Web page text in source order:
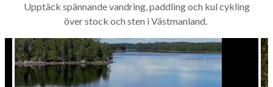
Upp­täck spän­nande van­dring, pad­dling och kul cyk­ling
över stock och sten i Västmanland.